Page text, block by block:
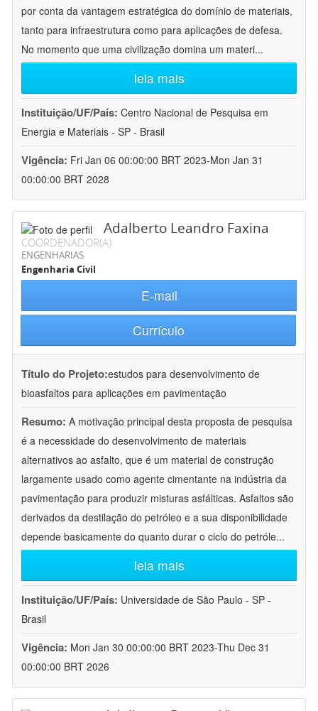
por conta da vantagem estratégica do domínio de materiais,
tanto para infraestrutura como para aplicações de defesa.
No momento que uma civilização domina um materi...
leia mais
Instituição/UF/País: Centro Nacional de Pesquisa em
Energia e Materiais - SP - Brasil
Vigência: Fri Jan 06 00:00:00 BRT 2023-Mon Jan 31
00:00:00 BRT 2028
Adalberto Leandro Faxina
COORDENADOR(A)
ENGENHARIAS
Engenharia Civil
E-mail
Currículo
Título do Projeto:estudos para desenvolvimento de
bioasfaltos para aplicações em pavimentação
Resumo: A motivação principal desta proposta de pesquisa
é a necessidade do desenvolvimento de materiais
alternativos ao asfalto, que é um material de construção
largamente usado como agente cimentante na indústria da
pavimentação para produzir misturas asfálticas. Asfaltos são
derivados da destilação do petróleo e a sua disponibilidade
depende basicamente do quanto durar o ciclo do petróle...
leia mais
Instituição/UF/País: Universidade de São Paulo - SP -
Brasil
Vigência: Mon Jan 30 00:00:00 BRT 2023-Thu Dec 31
00:00:00 BRT 2026